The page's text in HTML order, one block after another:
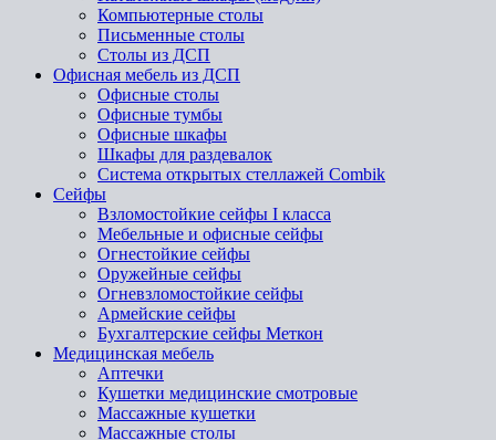
Компьютерные столы
Письменные столы
Столы из ДСП
Офисная мебель из ДСП
Офисные столы
Офисные тумбы
Офисные шкафы
Шкафы для раздевалок
Система открытых стеллажей Combik
Сейфы
Взломостойкие сейфы I класса
Мебельные и офисные сейфы
Огнестойкие сейфы
Оружейные сейфы
Огневзломостойкие сейфы
Армейские сейфы
Бухгалтерские сейфы Меткон
Медицинская мебель
Аптечки
Кушетки медицинские смотровые
Массажные кушетки
Массажные столы